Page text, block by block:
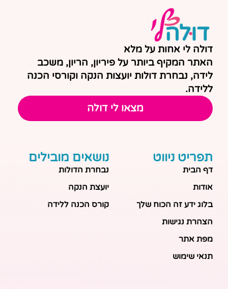
דולה לי אחות על מלא
האתר המקיף ביותר על פיריון, הריון, משכב
לידה, נבחרת דולות יועצות הנקה וקורסי הכנה
ללידה.
מצאו לי דולה
תפריט ניווט
דף הבית
אודות
בלוג ידע זה הכוח שלך
הצהרת נגישות
מפת אתר
תנאי שימוש
נושאים מובילים
נבחרת הדולות
יועצת הנקה
קורס הכנה ללידה